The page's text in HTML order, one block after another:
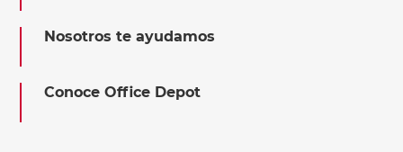
Nosotros te ayudamos
Conoce Office Depot